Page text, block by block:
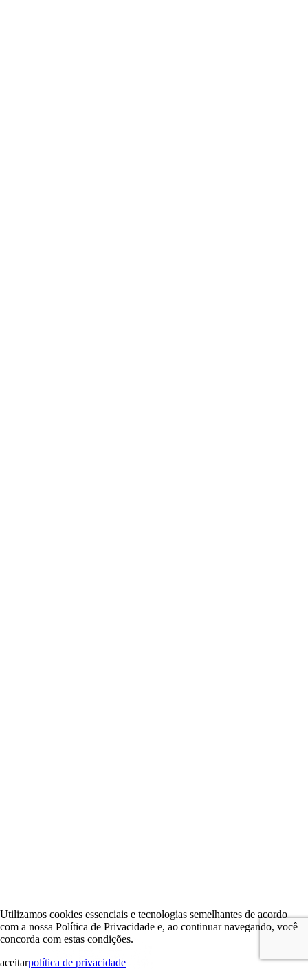
Utilizamos cookies essenciais e tecnologias semelhantes de acordo
com a nossa Política de Privacidade e, ao continuar navegando, você
concorda com estas condições.
aceitarpolítica de privacidade